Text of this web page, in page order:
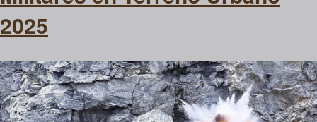
2025